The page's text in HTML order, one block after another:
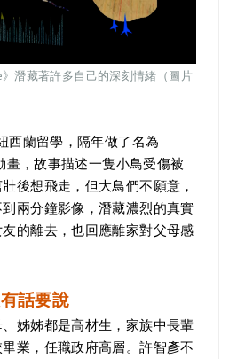
潛藏著許多自己的深刻情緒（圖片
西蘭留學，隔年做了名為
畫，故事描述一隻小鳥受傷被
後想飛走，但大鳥們不願意，
兩分鐘影像，潛藏濃烈的真實
的離去，也回應離家對父母感
話要說
姊姊都是高材生，家族中長輩
業，任職政府高層。許智彥不